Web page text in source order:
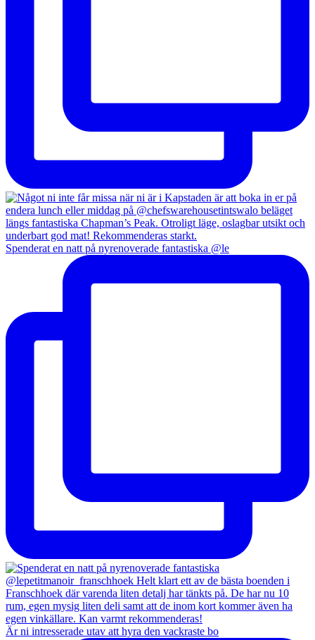
Spenderat en natt på nyrenoverade fantastiska @le
Är ni intresserade utav att hyra den vackraste bo